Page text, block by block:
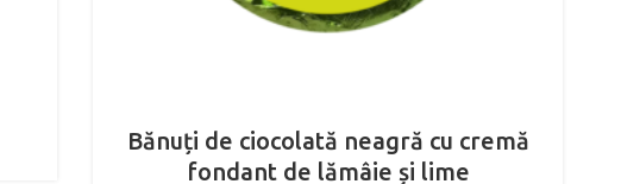
Bănuți de ciocolată neagră cu cremă
fondant de lămâie și lime